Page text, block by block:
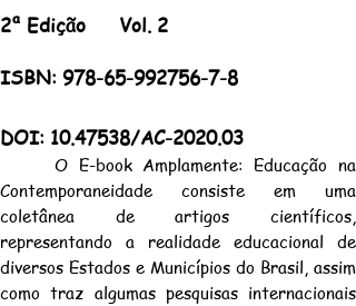
2ª Edição Vol. 2
ISBN: 978-65-992756-7-8
DOI: 10.47538/AC-2020.03
O E-book Amplamente: Educação na
Contemporaneidade consiste em uma
coletânea de artigos científicos,
representando a realidade educacional de
diversos Estados e Municípios do Brasil, assim
como traz algumas pesquisas internacionais